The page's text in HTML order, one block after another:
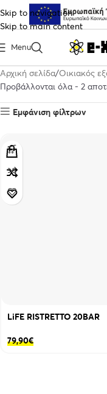
Skip to navigation
Skip to main content
Menu
Αρχική σελίδα Οικιακός
Προβάλλονται όλα - 2
Εμφάνιση φίλτρων
LiFE RISTRETTO 20BAR
79,90€